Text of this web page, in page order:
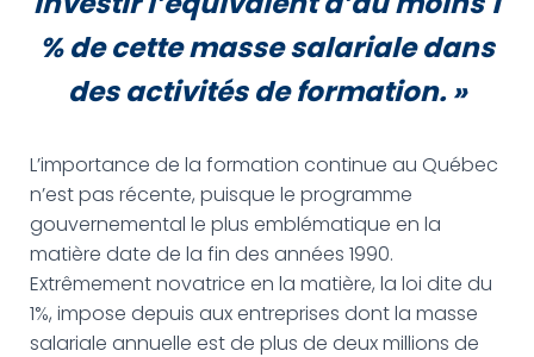
% de cette masse salariale dans
des activités de formation.»
L’importance de la formation continue au Québec
n’est pas récente, puisque le programme
gouvernemental le plus emblématique en la
matière date de la fin des années 1990.
Extrêmement novatrice en la matière, la loi dite du
1%, impose depuis aux entreprises dont la masse
salariale annuelle est de plus de deux millions de